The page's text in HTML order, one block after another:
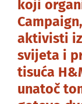
koji
aktivisti
svijeta i
tisuća
unatoč